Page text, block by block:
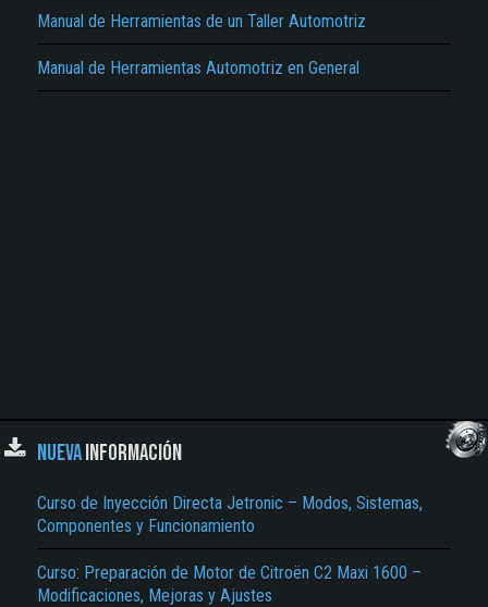
Manual de Herramientas de un Taller Automotriz
Manual de Herramientas Automotriz en General
NUEVAINFORMACIÓN
Curso de Inyección Directa Jetronic – Modos, Sistemas,
Componentes y Funcionamiento
Curso: Preparación de Motor de Citroën C2 Maxi 1600 –
Modificaciones, Mejoras y Ajustes